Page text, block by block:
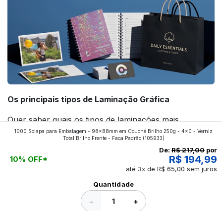
Os principais tipos de Laminação Gráfica
Quer saber quais os tipos de laminações mais
aplicados nos impressos da gráfica FuturaIM? Então,
continue a leitura que vamos revelar para você!
1000 Solapa para Embalagem - 98x88mm em Couché Brilho 250g - 4x0 - Verniz
Total Brilho Frente - Faca Padrão(105933)
10% OFF*
De: R$ 217,00 por
R$ 194,99
até 3x de R$ 65,00 sem juros
Quantidade
− +